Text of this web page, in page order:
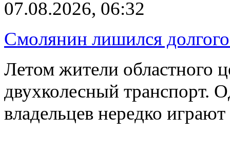
07.08.2026, 06:32
Смолянин лишился
Летом жители областного
двухколесный транспорт.
владельцев нередко